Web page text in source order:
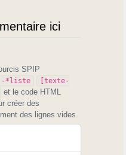
ici
SPIP
-*liste
[texte-
et le code HTML
créer des
des lignes vides.